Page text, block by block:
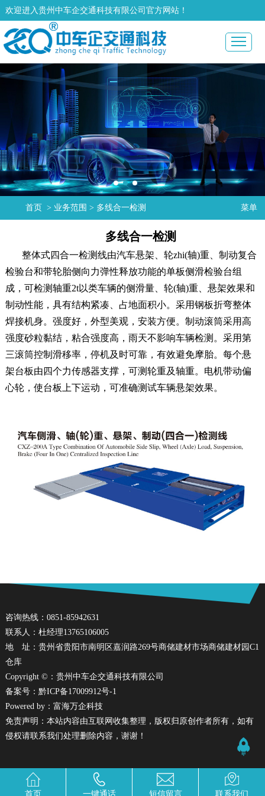
欢迎进入贵州中车企交通科技有限公司官方网站！
首页 > 业务范围 > 多线合一检测 菜单
多线合一检测
整体式四合一检测线由汽车悬架、轮zhi(轴)重、制动复合
检验台和带轮胎侧向力弹性释放功能的单板侧滑检验台组
成，可检测轴重2t以类车辆的侧滑量、轮(轴)重、悬架效果和
制动性能，具有结构紧凑、占地面积小。采用钢板折弯整体
焊接机身。强度好，外型美观，安装方便。制动滚筒采用高
强度砂粒黏结，粘合强度高，雨天不影响车辆检测。采用第
三滚筒控制滑移率，停机及时可靠，有效避免摩胎。每个悬
架台板由四个力传感器支撑，可测轮重及轴重。电机带动偏
心轮，使台板上下运动，可准确测试车辆悬架效果。
咨询热线：0851-85942631
联系人：杜经理13765106005
地 址：贵州省贵阳市南明区嘉润路269号商储建材市场商储建材园C1
仓库
Copyright ©：贵州中车企交通科技有限公司
备案号： 黔ICP备17009912号-1
Powered by： 富海万企科技
免责声明：本站内容由互联网收集整理，版权归原创作者所有，如有
侵权请联系我们处理删除内容，谢谢！
首页 一键通话 短信留言 联系我们